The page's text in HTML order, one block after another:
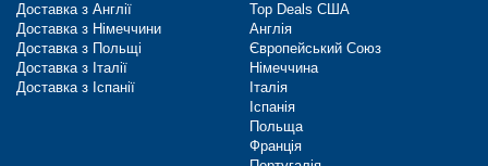
Доставка з Англії
Доставка з Німеччини
Доставка з Польщі
Доставка з Італії
Доставка з Іспанії
Top Deals США
Англія
Європейський Союз
Німеччина
Італія
Іспанія
Польща
Франція